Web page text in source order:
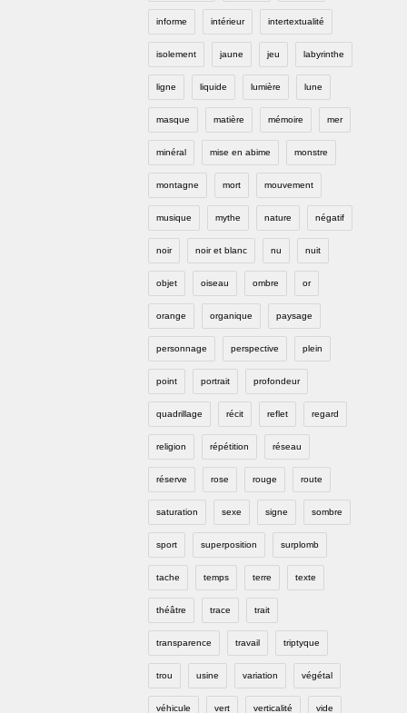
informe intérieur intertextualité
isolement jaune jeu labyrinthe
ligne liquide lumière lune
masque matière mémoire mer
minéral mise en abime monstre
montagne mort mouvement
musique mythe nature négatif
noir noir et blanc nu nuit
objet oiseau ombre or
orange organique paysage
personnage perspective plein
point portrait profondeur
quadrillage récit reflet regard
religion répétition réseau
réserve rose rouge route
saturation sexe signe sombre
sport superposition surplomb
tache temps terre texte
théâtre trace trait
transparence travail triptyque
trou usine variation végétal
véhicule vert verticalité vide